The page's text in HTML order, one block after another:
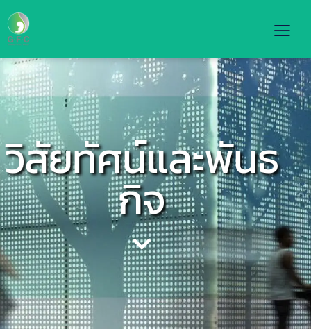
วิสัยทัศน์และพันธ
กิจ